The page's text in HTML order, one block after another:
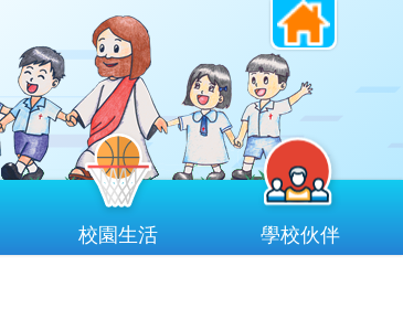
校園生活 學校伙伴